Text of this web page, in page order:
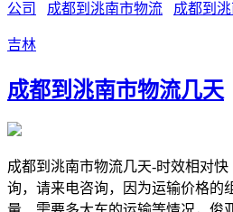
公司
成都到洮南市物流 成都到
吉林
成都到洮南市物流几天
成都到洮南市物流几天-时效相对
询，请来电咨询，因为运输价格的